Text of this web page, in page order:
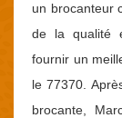
un brocanteur
de la qualité
fournir un
le 77370.
brocante,